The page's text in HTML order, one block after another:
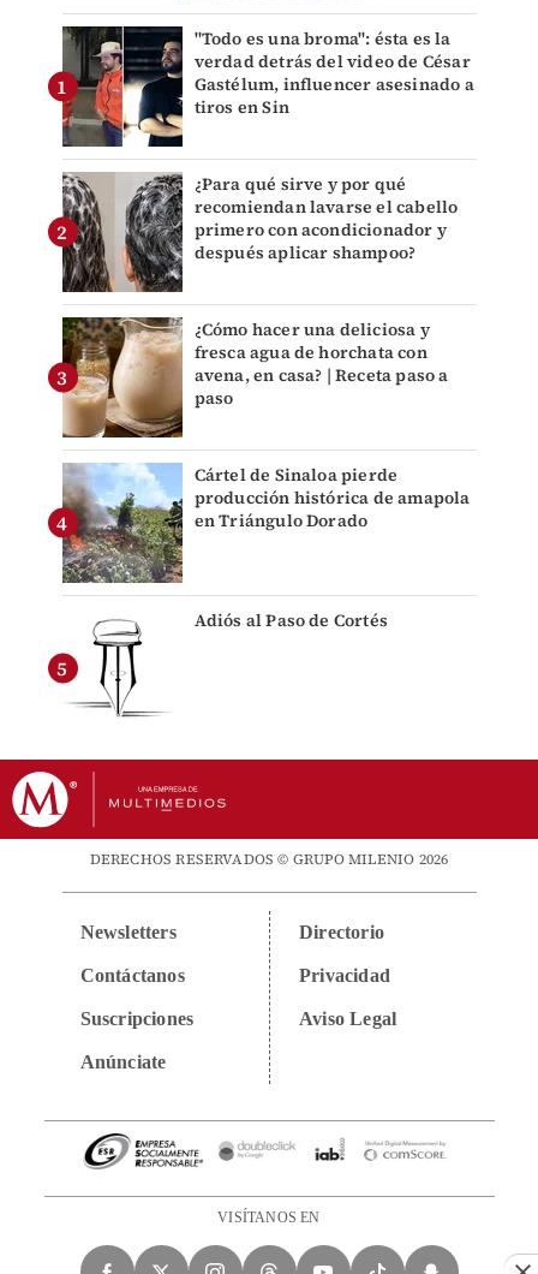
"Todo es una broma": ésta es la
verdad detrás del video de César
Gastélum, influencer asesinado a
tiros en Sin
¿Para qué sirve y por qué
recomiendan lavarse el cabello
primero con acondicionador y
después aplicar shampoo?
¿Cómo hacer una deliciosa y
fresca agua de horchata con
avena, en casa? | Receta paso a
paso
Cártel de Sinaloa pierde
producción histórica de amapola
en Triángulo Dorado
Adiós al Paso de Cortés
DERECHOS RESERVADOS © GRUPO MILENIO 2026
Newsletters
Contáctanos
Suscripciones
Anúnciate
Directorio
Privacidad
Aviso Legal
VISÍTANOS EN